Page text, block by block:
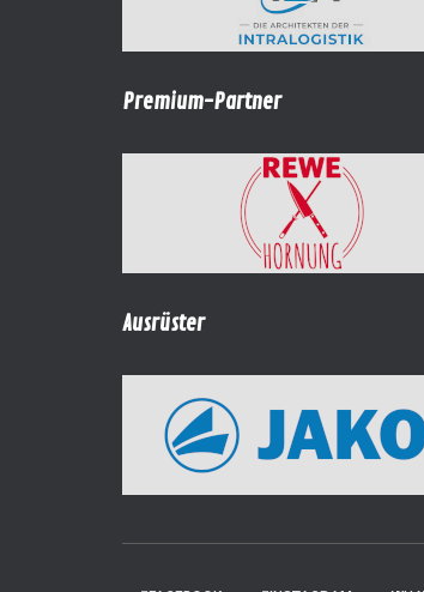
Premium-Partner
Ausrüster